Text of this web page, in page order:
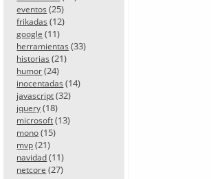
eventos (25)
frikadas (12)
google (11)
herramientas (33)
historias (21)
humor (24)
inocentadas (14)
javascript (32)
jquery (18)
microsoft (13)
mono (15)
mvp (21)
navidad (11)
netcore (27)